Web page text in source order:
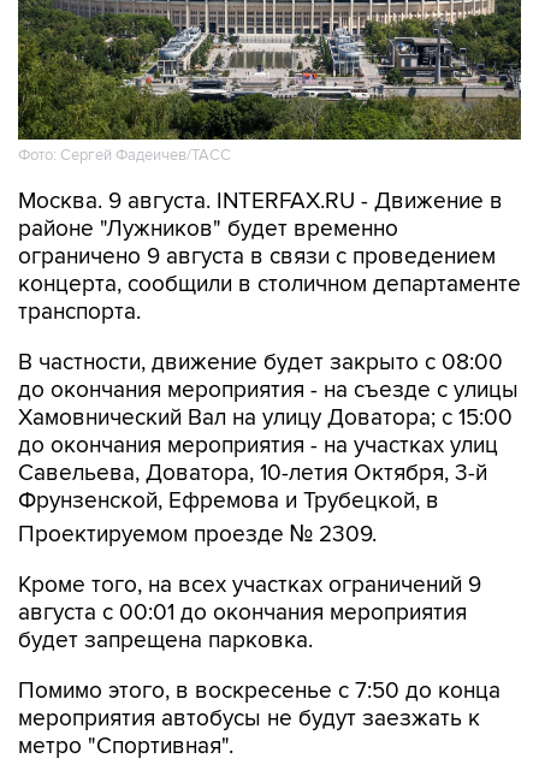
Фото: Сергей Фадеичев/ТАСС
Москва. 9 августа. INTERFAX.RU - Движение в
районе "Лужников" будет временно
ограничено 9 августа в связи с проведением
концерта, сообщили в столичном департаменте
транспорта.
В частности, движение будет закрыто с 08:00
до окончания мероприятия - на съезде с улицы
Хамовнический Вал на улицу Доватора; с 15:00
до окончания мероприятия - на участках улиц
Савельева, Доватора, 10-летия Октября, 3-й
Фрунзенской, Ефремова и Трубецкой, в
Проектируемом проезде № 2309.
Кроме того, на всех участках ограничений 9
августа с 00:01 до окончания мероприятия
будет запрещена парковка.
Помимо этого, в воскресенье с 7:50 до конца
мероприятия автобусы не будут заезжать к
метро "Спортивная".